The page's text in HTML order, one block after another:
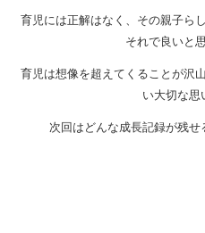
育児には正解はなく、その親子ら
それで良いと
育児は想像を超えてくることが沢
い大切な思
次回はどんな成長記録が残せ